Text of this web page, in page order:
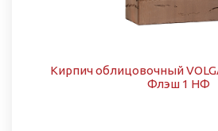
Кирпич облицовочный
Флэш 1 НФ